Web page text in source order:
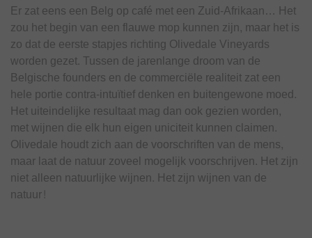
Er zat eens een Belg op café met een Zuid-Afrikaan… Het
zou het begin van een flauwe mop kunnen zijn, maar het is
zo dat de eerste stapjes richting Olivedale Vineyards
worden gezet. Tussen de jarenlange droom van de
Belgische founders en de commerciële realiteit zat een
hele portie contra-intuïtief denken en buitengewone moed.
Het uiteindelijke resultaat mag dan ook gezien worden,
met wijnen die elk hun eigen uniciteit kunnen claimen.
Olivedale houdt zich aan de voorschriften van de mens,
maar laat de natuur zoveel mogelijk voorschrijven. Het zijn
niet alleen natuurlijke wijnen. Het zijn wijnen van de
natuur!